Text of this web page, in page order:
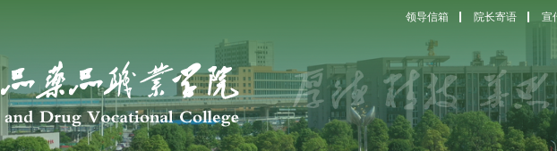
领导信箱 院长寄语 宣